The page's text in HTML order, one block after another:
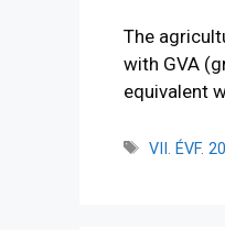
The
with GVA
equivalent
VII. ÉVF.